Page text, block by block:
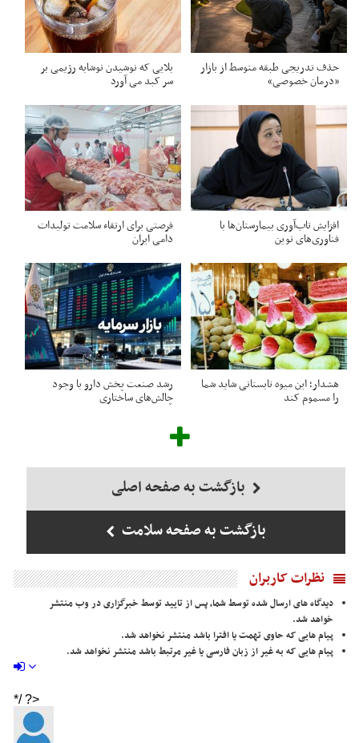
حذف تدریجی طبقه متوسط از بازار
«درمان خصوصی»
بلایی که نوشیدن نوشابه رژیمی بر
سر کبد می آورد
افزایش تاب‌آوری بیمارستان‌ها با
فناوری‌های نوین
فرصتی برای ارتقاء سلامت تولیدات
دامی ایران
هشدار؛ این میوه تابستانی شاید شما
را مسموم کند
رشد صنعت پخش دارو با وجود
چالش‌های ساختاری
بازگشت به صفحه اصلی
بازگشت به صفحه سلامت
نظرات کاربران
دیدگاه های ارسال شده توسط شما، پس از تایید توسط خبرگزاری در وب منتشر
خواهد شد.
پیام هایی که حاوی تهمت یا افترا باشد منتشر نخواهد شد.
پیام هایی که به غیر از زبان فارسی یا غیر مرتبط باشد منتشر نخواهد شد.